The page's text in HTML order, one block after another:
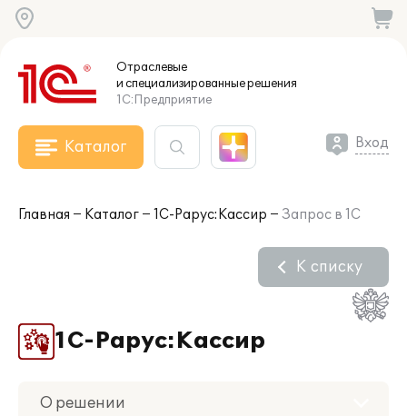
Отраслевые
и специализированныерешения
1С:Предприятие
Каталог Вход
Главная Каталог 1С-Рарус:Кассир Запрос в 1С
1С-Рарус:Кассир
К списку
О решении